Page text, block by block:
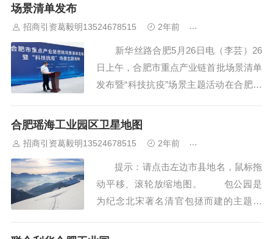
场景清单发布
招商引资葛毅明13524678515 2年前
新华丝路合肥5月26日电（李芸）26
日上午，合肥市重点产业链首批场景清单
发布暨“科技抗疫”场景主题活动在合肥市
合肥市委*虞爱华，合肥市委常委、常务
批30个场景机会，20项场景能力及1...
合肥瑶海工业园区卫星地图
招商引资葛毅明13524678515 2年前
提示：请点击左边市县地名，鼠标拖
动平移、滚轮放缩地图。 包公园是
为纪念北宋著名清官包拯而建的主题园
大淡水湖之一，景区自然景观揽湖光、山